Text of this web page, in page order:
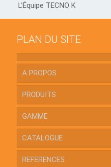
L’Équipe TECNO K
PLAN DU SITE
A PROPOS
PRODUITS
GAMME
CATALOGUE
REFERENCES